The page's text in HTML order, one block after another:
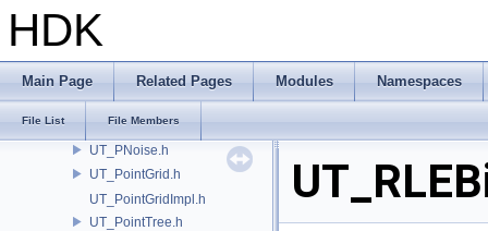
HDK
Main Page Related Pages Modules Namespaces
File List File Members
UT_Permute.h
UT_Plane.h
UT_PlaneImpl.h
UT_Playback.h
UT_PNoise.h
UT_PointGrid.h
UT_PointGridImpl.h
UT_PointTree.h